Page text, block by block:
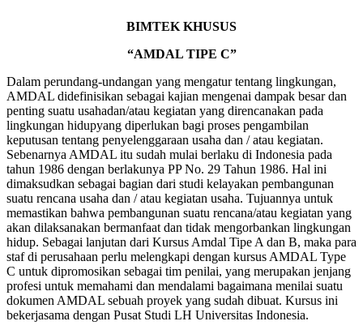
BIMTEK KHUSUS
“AMDAL TIPE C”
Dalam perundang-undangan yang mengatur tentang lingkungan,
AMDAL didefinisikan sebagai kajian mengenai dampak besar dan
penting suatu usahadan/atau kegiatan yang direncanakan pada
lingkungan hidupyang diperlukan bagi proses pengambilan
keputusan tentang penyelenggaraan usaha dan / atau kegiatan.
Sebenarnya AMDAL itu sudah mulai berlaku di Indonesia pada
tahun 1986 dengan berlakunya PP No. 29 Tahun 1986. Hal ini
dimaksudkan sebagai bagian dari studi kelayakan pembangunan
suatu rencana usaha dan / atau kegiatan usaha. Tujuannya untuk
memastikan bahwa pembangunan suatu rencana/atau kegiatan yang
akan dilaksanakan bermanfaat dan tidak mengorbankan lingkungan
hidup. Sebagai lanjutan dari Kursus Amdal Tipe A dan B, maka para
staf di perusahaan perlu melengkapi dengan kursus AMDAL Type
C untuk dipromosikan sebagai tim penilai, yang merupakan jenjang
profesi untuk memahami dan mendalami bagaimana menilai suatu
dokumen AMDAL sebuah proyek yang sudah dibuat. Kursus ini
bekerjasama dengan Pusat Studi LH Universitas Indonesia.